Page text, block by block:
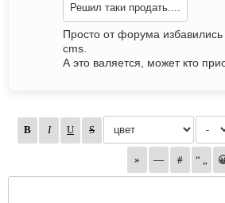
Решил таки продать....
Просто от форума
cms.
А это валяется, может кто